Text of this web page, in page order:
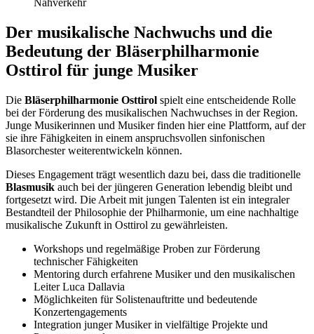
Der musikalische Nachwuchs und die
Bedeutung der Bläserphilharmonie
Osttirol für junge Musiker
Die Bläserphilharmonie Osttirol spielt eine entscheidende Rolle
bei der Förderung des musikalischen Nachwuchses in der Region.
Junge Musikerinnen und Musiker finden hier eine Plattform, auf der
sie ihre Fähigkeiten in einem anspruchsvollen sinfonischen
Blasorchester weiterentwickeln können.
Dieses Engagement trägt wesentlich dazu bei, dass die traditionelle
Blasmusik auch bei der jüngeren Generation lebendig bleibt und
fortgesetzt wird. Die Arbeit mit jungen Talenten ist ein integraler
Bestandteil der Philosophie der Philharmonie, um eine nachhaltige
musikalische Zukunft in Osttirol zu gewährleisten.
Workshops und regelmäßige Proben zur Förderung
technischer Fähigkeiten
Mentoring durch erfahrene Musiker und den musikalischen
Leiter Luca Dallavia
Möglichkeiten für Solistenauftritte und bedeutende
Konzertengagements
Integration junger Musiker in vielfältige Projekte und